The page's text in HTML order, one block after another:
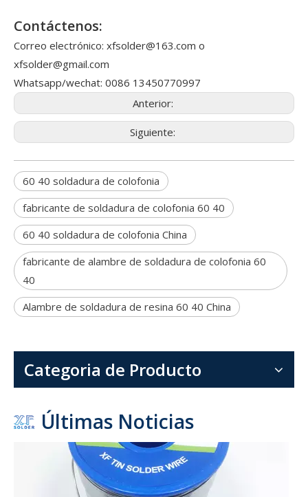
Contáctenos:
Correo electrónico: xfsolder@163.com o
xfsolder@gmail.com
Whatsapp/wechat: 0086 13450770997
Anterior:
Siguiente:
60 40 soldadura de colofonia
fabricante de soldadura de colofonia 60 40
60 40 soldadura de colofonia China
fabricante de alambre de soldadura de colofonia 60
40
Alambre de soldadura de resina 60 40 China
Categoria de Producto
Últimas Noticias
1,6 mm 1,8 mm 2 mm de diámetro 1 lb (454 g) por rollo 60 40 Sn Pb Alambre de soldadura para ensamblajes eléctricos